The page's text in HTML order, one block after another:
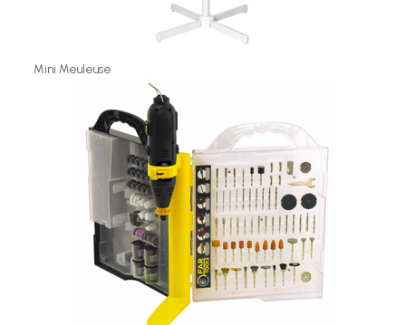
Mini Meuleuse